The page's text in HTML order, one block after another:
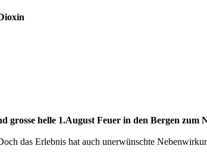
helle 1.August Feuer in den Bergen
das Erlebnis hat auch unerwünschte